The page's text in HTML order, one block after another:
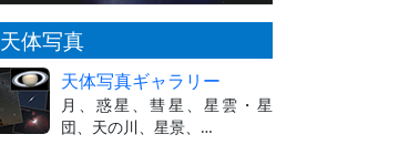
天体写真
天体写真ギャラリー
月、惑星、彗星、星雲・星
団、天の川、星景、…